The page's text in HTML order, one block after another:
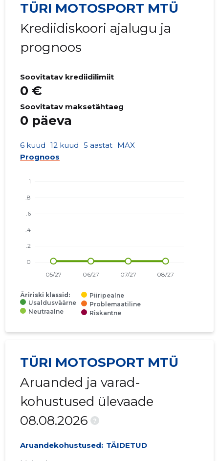
TÜRI MOTOSPORT MTÜ
Krediidiskoori ajalugu ja
prognoos
Soovitatav krediidilimiit
0 €
Soovitatav maksetähtaeg
0 päeva
6 kuud 12 kuud 5 aastat MAX
Prognoos
Äririski klassid:
Usaldusväärne
Neutraalne
Piiripealne
Problemaatiline
Riskantne
TÜRI MOTOSPORT MTÜ
Aruanded ja varad-
kohustused ülevaade
08.08.2026
?
Aruandekohustused: TÄIDETUD